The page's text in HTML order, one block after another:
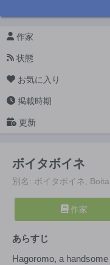
作家
状態
お気に入り
掲載時期
更新
ボイタボイネ
別名: ボイタボイネ,
作家
あらすじ
Hagoromo, a